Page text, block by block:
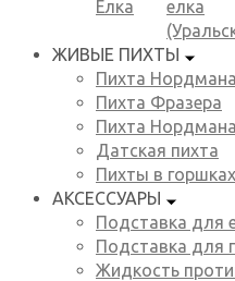
Ёлка
елка
ЖИВЫЕ ПИХТЫ
Пихта
Пихта Фразера
Пихта Нордмана
Датская пихта
Пихты в горшках
АКСЕССУАРЫ
Подставка для
Подставка для
Жидкость